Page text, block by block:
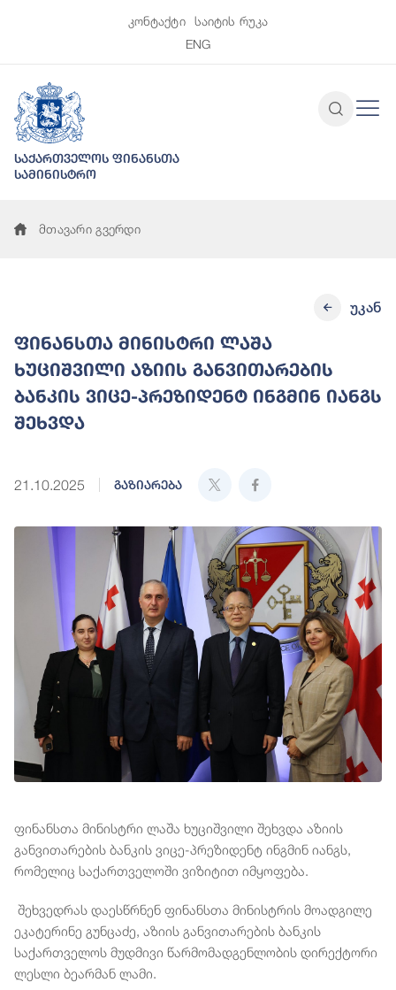
კონტაქტი
საიტის რუკა
ENG
საქართველოს ფინანსთა
სამინისტრო
მთავარი გვერდი
ფინანსთა მინისტრი ლაშა
ხუციშვილი აზიის განვითარების
ბანკის ვიცე-პრეზიდენტ ინგმინ იანგს
შეხვდა
21.10.2025 გაზიარება
უკან
ფინანსთა მინისტრი ლაშა ხუციშვილი შეხვდა აზიის
განვითარების ბანკის ვიცე-პრეზიდენტ ინგმინ იანგს,
რომელიც საქართველოში ვიზიტით იმყოფება.
შეხვედრას დაესწრნენ ფინანსთა მინისტრის მოადგილე
ეკატერინე გუნცაძე, აზიის განვითარების ბანკის
საქართველოს მუდმივი წარმომადგენლობის დირექტორი
ლესლი ბეარმან ლამი.